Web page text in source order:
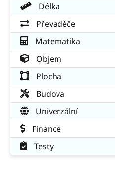
Délka
Převaděče
Matematika
Objem
Plocha
Budova
Univerzální
Finance
Testy